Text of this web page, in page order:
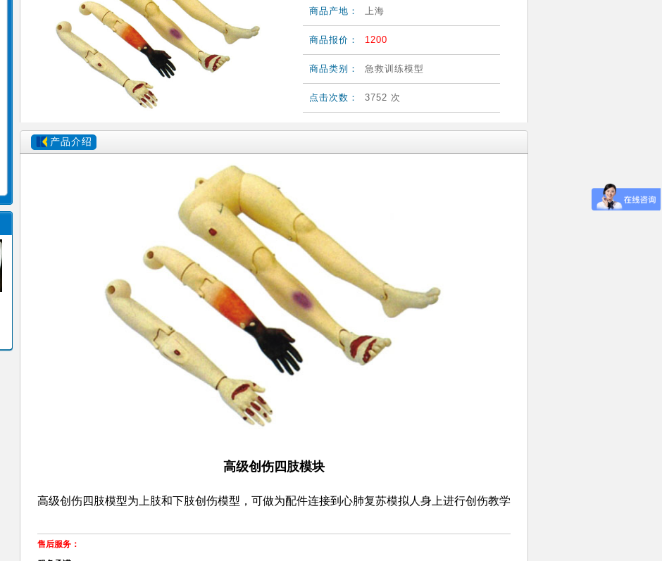
商品产地： 上海
商品报价： 1200
商品类别： 急救训练模型
点击次数： 3752 次
产品介绍
高级创伤四肢模块
高级创伤四肢模型为上肢和下肢创伤模型，可做为配件连接到心肺复苏模拟人身上进行创伤教学
售后服务：